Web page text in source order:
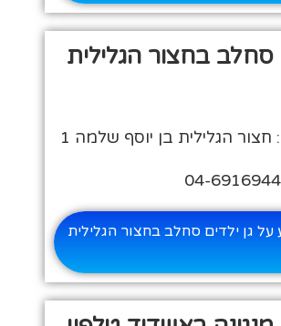
סחלב בחצור הגלילית
הגלילית בן יוסף שלמה 1
גן ילדים סחלב בחצור הגלילית